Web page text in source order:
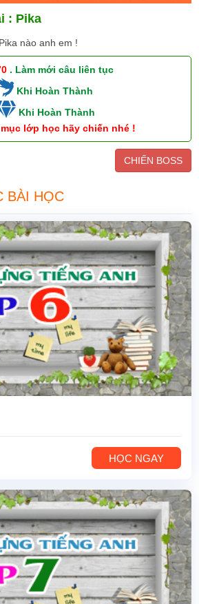
: Pika
nào anh em !
. Làm mới câu liên tục
Khi Hoàn Thành
Khi Hoàn Thành
lớp học hãy chiến nhé !
CHIẾN BOSS
BÀI HỌC
HỌC NGAY